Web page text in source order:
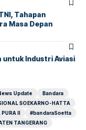
Tahapan
Masa Depan
untuk Industri Aviasi
Update
Bandara
SOEKARNO-HATTA
PURA II
#bandaraSoetta
TANGERANG